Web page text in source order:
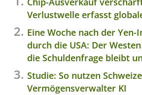
Verlustwelle erfasst
Eine Woche nach der
durch die USA: Der
die Schuldenfrage bleibt
Studie: So nutzen
Vermögensverwalter KI